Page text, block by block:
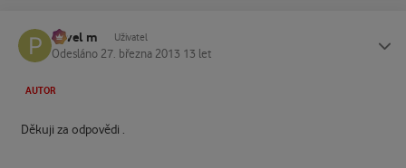
Pavel m Uživatel
Odesláno 27. března 2013 13 let
AUTOR
Děkuji za odpovědi .